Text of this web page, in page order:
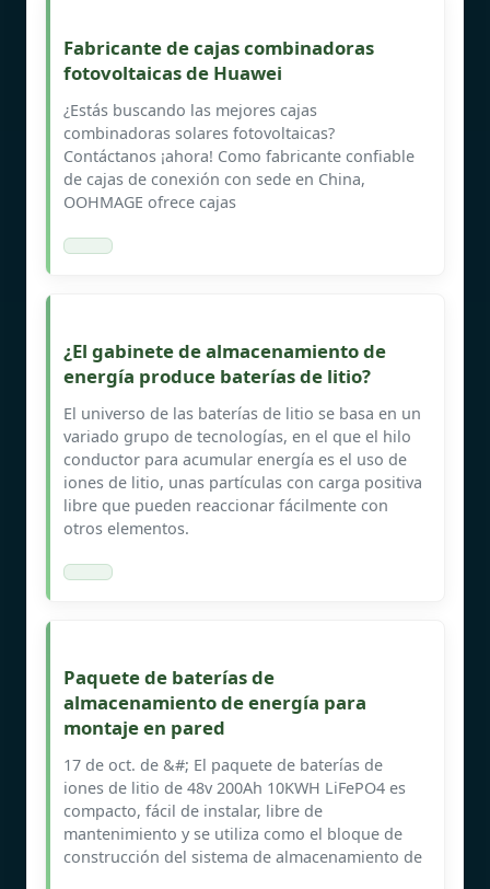
Fabricante de cajas combinadoras
fotovoltaicas de Huawei
¿Estás buscando las mejores cajas
combinadoras solares fotovoltaicas?
Contáctanos ¡ahora! Como fabricante confiable
de cajas de conexión con sede en China,
OOHMAGE ofrece cajas
¿El gabinete de almacenamiento de
energía produce baterías de litio?
El universo de las baterías de litio se basa en un
variado grupo de tecnologías, en el que el hilo
conductor para acumular energía es el uso de
iones de litio, unas partículas con carga positiva
libre que pueden reaccionar fácilmente con
otros elementos.
Paquete de baterías de
almacenamiento de energía para
montaje en pared
17 de oct. de &#; El paquete de baterías de
iones de litio de 48v 200Ah 10KWH LiFePO4 es
compacto, fácil de instalar, libre de
mantenimiento y se utiliza como el bloque de
construcción del sistema de almacenamiento de